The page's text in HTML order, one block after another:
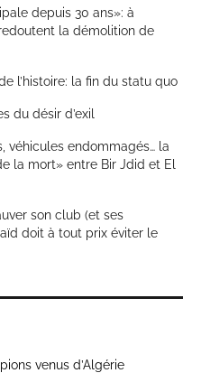
depuis 30 ans»: à
la démolition de
l’histoire: la fin du statu quo
du désir d’exil
véhicules endommagés… la
la mort» entre Bir Jdid et El
son club (et ses
doit à tout prix éviter le
venus d’Algérie